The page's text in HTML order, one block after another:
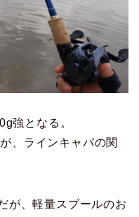
強となる。
、ラインキャパの関
が、軽量スプールのお